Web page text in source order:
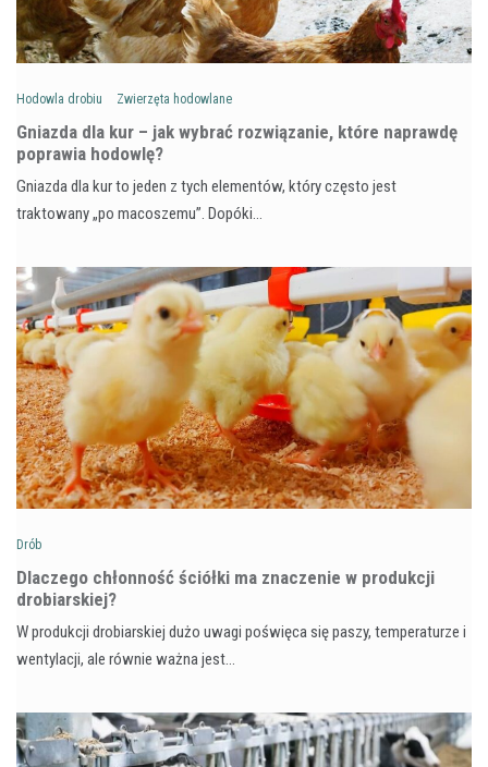
Hodowla drobiu Zwierzęta hodowlane
Gniazda dla kur – jak wybrać rozwiązanie, które naprawdę
poprawia hodowlę?
Gniazda dla kur to jeden z tych elementów, który często jest
traktowany „po macoszemu”. Dopóki…
Drób
Dlaczego chłonność ściółki ma znaczenie w produkcji
drobiarskiej?
W produkcji drobiarskiej dużo uwagi poświęca się paszy, temperaturze i
wentylacji, ale równie ważna jest…